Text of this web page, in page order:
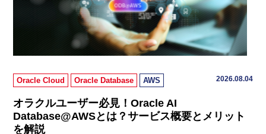
Oracle Cloud Oracle Database AWS 2026.08.04
オラクルユーザー必見！Oracle AI
Database@AWSとは？サービス概要とメリット
を解説